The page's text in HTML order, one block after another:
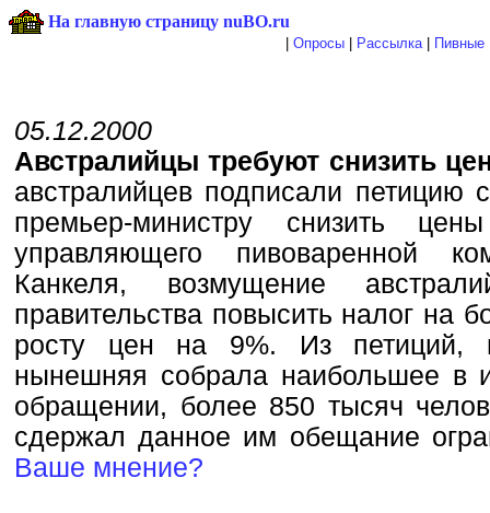
На главную страницу nuBO.ru
Опросы| Рассылка| Пивные
05.12.2000
Австралийцы требуют снизить
австралийцев подписали петицию
премьер-министру снизить
управляющего пивоваренной
Канкеля, возмущение
правительства повысить налог на
росту цен на 9%. Из петиций,
нынешняя собрала наибольшее в
обращении, более 850 тысяч
сдержал данное им обещание
Ваше мнение?